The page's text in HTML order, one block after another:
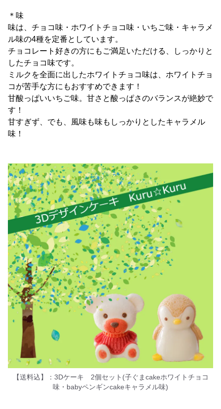
＊味
味は、チョコ味・ホワイトチョコ味・いちご味・キャラメ
ル味の4種を定番としています。
チョコレート好きの方にもご満足いただける、しっかりと
したチョコ味です。
ミルクを全面に出したホワイトチョコ味は、ホワイトチョ
コが苦手な方にもおすすめできます！
甘酸っぱいいちご味。甘さと酸っぱさのバランスが絶妙で
す！
甘すぎず、でも、風味も味もしっかりとしたキャラメル
味！
【送料込】：3Dケーキ 2個セット(子ぐまcakeホワイトチョコ
味・babyペンギンcakeキャラメル味)